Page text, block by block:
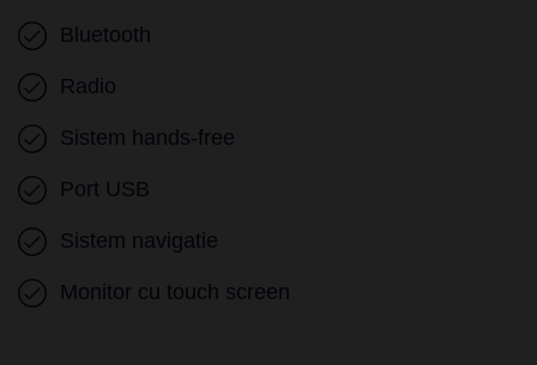
Bluetooth
Radio
Sistem hands-free
Port USB
Sistem navigatie
Monitor cu touch screen